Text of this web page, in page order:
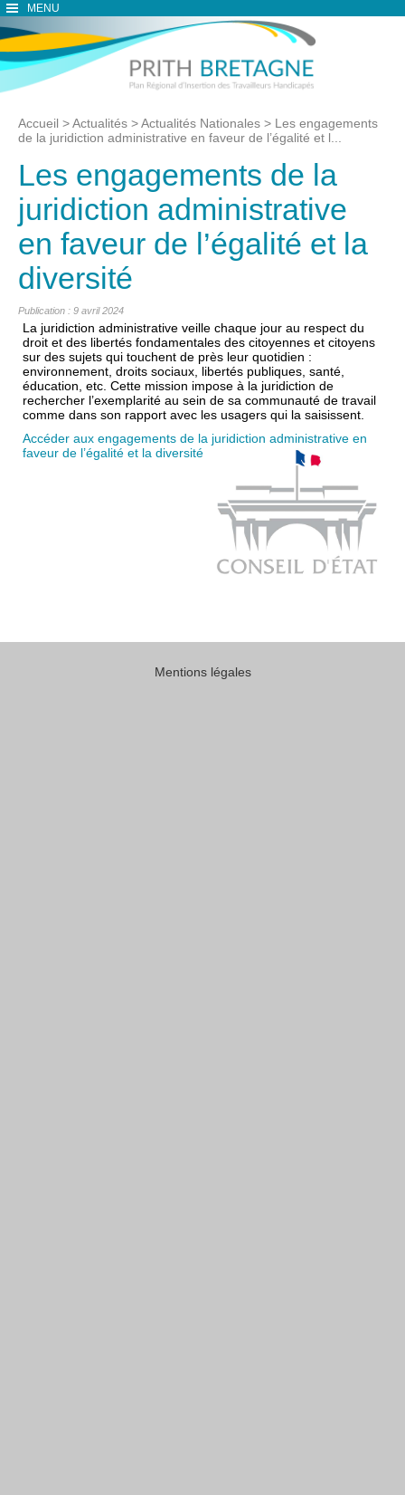
MENU
Accueil >Actualités >Actualités Nationales > Les engagements
de la juridiction administrative en faveur de l’égalité et l...
Les engagements de la
juridiction administrative
en faveur de l’égalité et la
diversité
Publication : 9 avril 2024
La juridiction administrative veille chaque jour au respect du
droit et des libertés fondamentales des citoyennes et citoyens
sur des sujets qui touchent de près leur quotidien :
environnement, droits sociaux, libertés publiques, santé,
éducation, etc. Cette mission impose à la juridiction de
rechercher l’exemplarité au sein de sa communauté de travail
comme dans son rapport avec les usagers qui la saisissent.
Accéder aux engagements de la juridiction administrative en
faveur de l’égalité et la diversité
Mentions légales